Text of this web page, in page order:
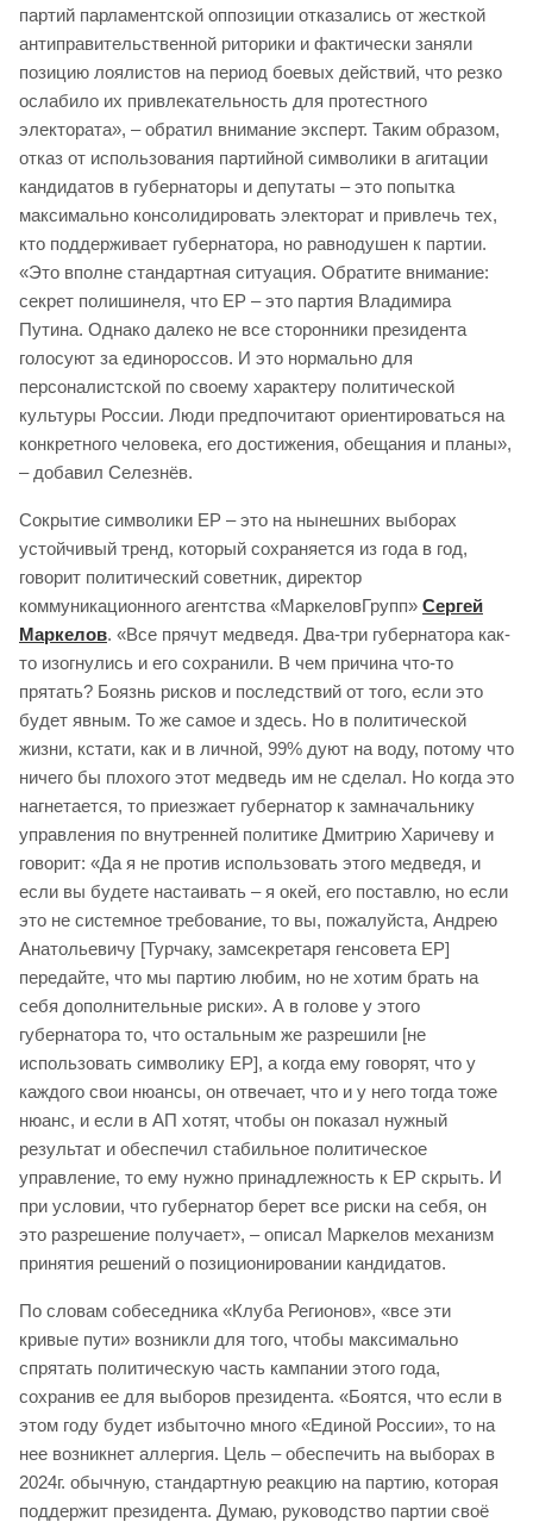
партий парламентской оппозиции отказались от жесткой
антиправительственной риторики и фактически заняли
позицию лоялистов на период боевых действий, что резко
ослабило их привлекательность для протестного
электората», – обратил внимание эксперт. Таким образом,
отказ от использования партийной символики в агитации
кандидатов в губернаторы и депутаты – это попытка
максимально консолидировать электорат и привлечь тех,
кто поддерживает губернатора, но равнодушен к партии.
«Это вполне стандартная ситуация. Обратите внимание:
секрет полишинеля, что ЕР – это партия Владимира
Путина. Однако далеко не все сторонники президента
голосуют за единороссов. И это нормально для
персоналистской по своему характеру политической
культуры России. Люди предпочитают ориентироваться на
конкретного человека, его достижения, обещания и планы»,
– добавил Селезнёв.
Сокрытие символики ЕР – это на нынешних выборах
устойчивый тренд, который сохраняется из года в год,
говорит политический советник, директор
коммуникационного агентства «МаркеловГрупп» Сергей
Маркелов. «Все прячут медведя. Два-три губернатора как-
то изогнулись и его сохранили. В чем причина что-то
прятать? Боязнь рисков и последствий от того, если это
будет явным. То же самое и здесь. Но в политической
жизни, кстати, как и в личной, 99% дуют на воду, потому что
ничего бы плохого этот медведь им не сделал. Но когда это
нагнетается, то приезжает губернатор к замначальнику
управления по внутренней политике Дмитрию Харичеву и
говорит: «Да я не против использовать этого медведя, и
если вы будете настаивать – я окей, его поставлю, но если
это не системное требование, то вы, пожалуйста, Андрею
Анатольевичу [Турчаку, замсекретаря генсовета ЕР]
передайте, что мы партию любим, но не хотим брать на
себя дополнительные риски». А в голове у этого
губернатора то, что остальным же разрешили [не
использовать символику ЕР], а когда ему говорят, что у
каждого свои нюансы, он отвечает, что и у него тогда тоже
нюанс, и если в АП хотят, чтобы он показал нужный
результат и обеспечил стабильное политическое
управление, то ему нужно принадлежность к ЕР скрыть. И
при условии, что губернатор берет все риски на себя, он
это разрешение получает», – описал Маркелов механизм
принятия решений о позиционировании кандидатов.
По словам собеседника «Клуба Регионов», «все эти
кривые пути» возникли для того, чтобы максимально
спрятать политическую часть кампании этого года,
сохранив ее для выборов президента. «Боятся, что если в
этом году будет избыточно много «Единой России», то на
нее возникнет аллергия. Цель – обеспечить на выборах в
2024г. обычную, стандартную реакцию на партию, которая
поддержит президента. Думаю, руководство партии своё